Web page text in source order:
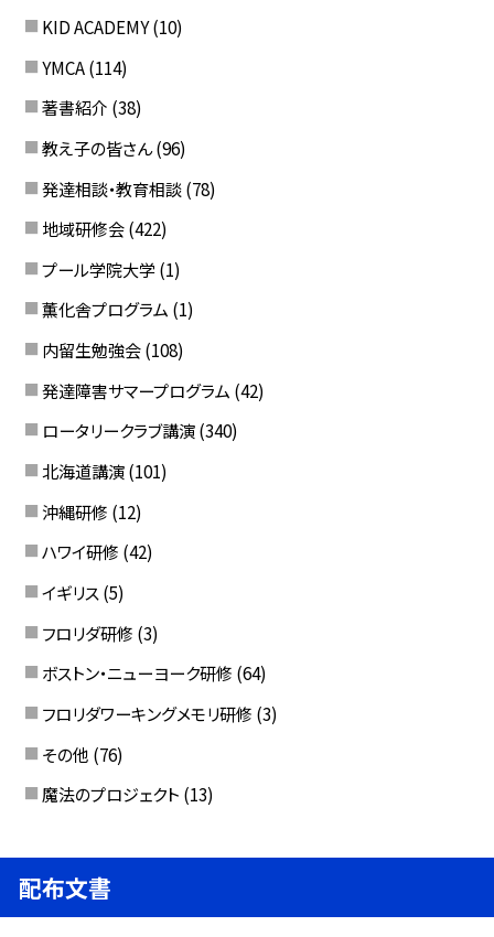
KID ACADEMY (10)
YMCA (114)
著書紹介 (38)
教え子の皆さん (96)
発達相談・教育相談 (78)
地域研修会 (422)
プール学院大学 (1)
薫化舎プログラム (1)
内留生勉強会 (108)
発達障害サマープログラム (42)
ロータリークラブ講演 (340)
北海道講演 (101)
沖縄研修 (12)
ハワイ研修 (42)
イギリス (5)
フロリダ研修 (3)
ボストン・ニューヨーク研修 (64)
フロリダワーキングメモリ研修 (3)
その他 (76)
魔法のプロジェクト (13)
配布文書